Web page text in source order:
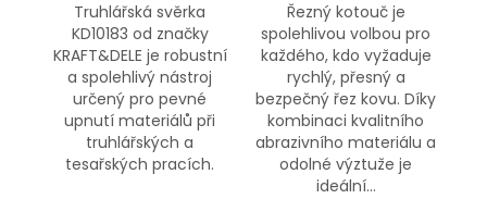
Truhlářská svěrka
KD10183 od značky
KRAFT&DELE je robustní
a spolehlivý nástroj
určený pro pevné
upnutí materiálů při
truhlářských a
tesařských pracích.
Řezný kotouč je
spolehlivou volbou pro
každého, kdo vyžaduje
rychlý, přesný a
bezpečný řez kovu. Díky
kombinaci kvalitního
abrazivního materiálu a
odolné výztuže je
ideální...